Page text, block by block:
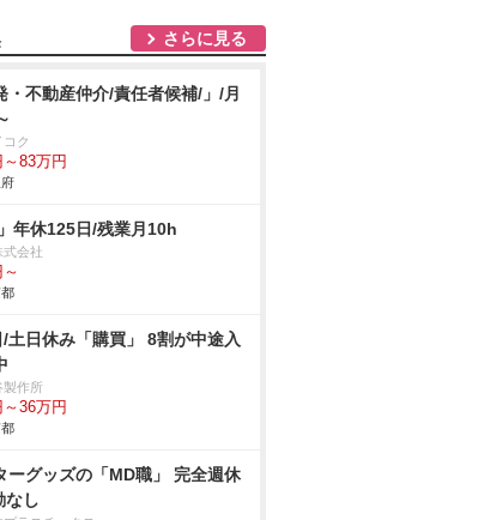
さらに見る
・不動産仲介/責任者候補/」/月
ク
83万円
年休125日/残業月10h
式会社
土日休み「購買」 8割が中途入
製作所
36万円
ーグッズの「MD職」 完全週休
なし